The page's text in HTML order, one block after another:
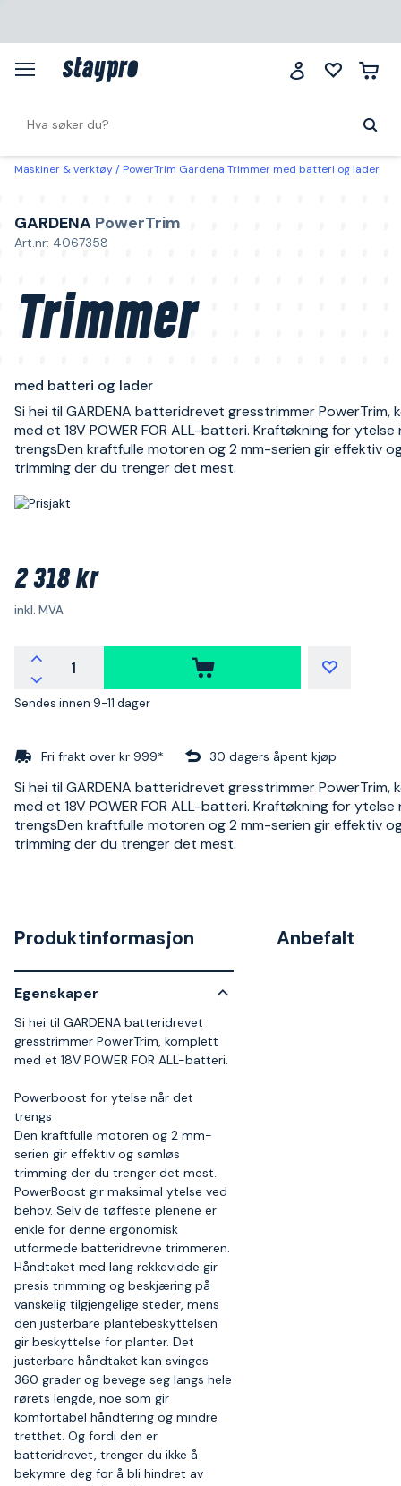
Maskiner & verktøy PowerTrim Gardena Trimmer med batteri og lader
GARDENA PowerTrim
Art.nr: 4067358
Trimmer
med batteri og lader
Si hei til GARDENA batteridrevet gresstrimmer PowerTrim,
med et 18V POWER FOR ALL-batteri. Kraftøkning for
trengsDen kraftfulle motoren og 2 mm-serien gir effektiv
trimming der du trenger det mest.
2 318 kr
inkl. MVA
Sendes innen 9-11 dager
Fri frakt over kr 999* 30 dagers åpent kjøp
Si hei til GARDENA batteridrevet gresstrimmer PowerTrim,
med et 18V POWER FOR ALL-batteri. Kraftøkning for
trengsDen kraftfulle motoren og 2 mm-serien gir effektiv
trimming der du trenger det mest.
Produktinformasjon
Egenskaper
Si hei til GARDENA batteridrevet
gresstrimmer PowerTrim, komplett
med et 18V POWER FOR ALL-batteri.
Powerboost for ytelse når det
trengs
Den kraftfulle motoren og 2 mm-
serien gir effektiv og sømløs
trimming der du trenger det mest.
PowerBoost gir maksimal ytelse ved
behov. Selv de tøffeste plenene er
enkle for denne ergonomisk
utformede batteridrevne trimmeren.
Håndtaket med lang rekkevidde gir
presis trimming og beskjæring på
vanskelig tilgjengelige steder, mens
den justerbare plantebeskyttelsen
gir beskyttelse for planter. Det
justerbare håndtaket kan svinges
360 grader og bevege seg langs hele
rørets lengde, noe som gir
komfortabel håndtering og mindre
tretthet. Og fordi den er
batteridrevet, trenger du ikke å
bekymre deg for å bli hindret av
Anbefalt